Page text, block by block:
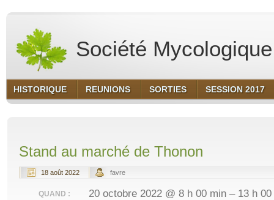
Société
HISTORIQUE REUNIONS SORTIES SESSION 2017
Stand au marché de Thonon
18 août 2022 favre
QUAND :
20 octobre 2022 @ 8 h 00 min – 13 h 00